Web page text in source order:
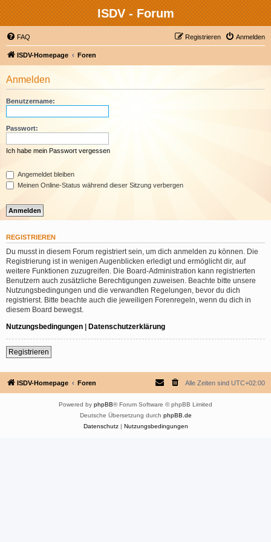
ISDV - Forum
FAQ Anmelden
Registrieren
ISDV-Homepage Foren
Anmelden
Benutzername:
Passwort:
Ich habe mein Passwort vergessen
Angemeldet bleiben
Meinen Online-Status während dieser Sitzung verbergen
REGISTRIEREN
Du musst in diesem Forum registriert sein, um dich anmelden zu können. Die
Registrierung ist in wenigen Augenblicken erledigt und ermöglicht dir, auf
weitere Funktionen zuzugreifen. Die Board-Administration kann registrierten
Benutzern auch zusätzliche Berechtigungen zuweisen. Beachte bitte unsere
Nutzungsbedingungen und die verwandten Regelungen, bevor du dich
registrierst. Bitte beachte auch die jeweiligen Forenregeln, wenn du dich in
diesem Board bewegst.
Nutzungsbedingungen | Datenschutzerklärung
Registrieren
ISDV-Homepage Foren Alle Zeiten sind UTC+02:00
Powered by phpBB® Forum Software © phpBB Limited
Deutsche Übersetzung durch phpBB.de
Datenschutz| Nutzungsbedingungen